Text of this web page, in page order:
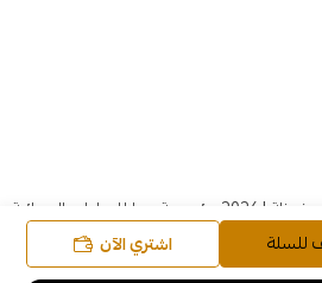
للسلة اشتري الآن
| 2026 مؤسسة روزا للعباءات النسائية